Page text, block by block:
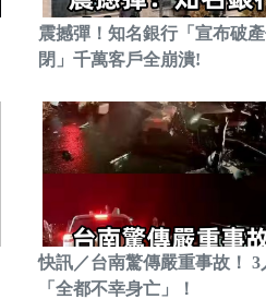
震撼彈！知名銀行「宣布破
閉」千萬客戶全崩潰!
快訊／台南驚傳嚴重事故！ 3
「全都不幸身亡」！